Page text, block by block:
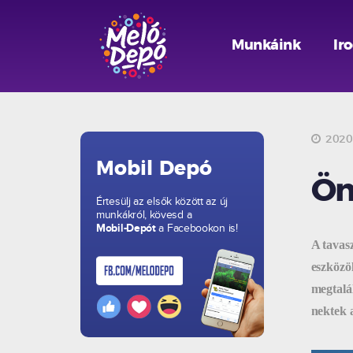
Munkáink
Mobil Depó
Értesülj az elsők között az új
munkákról, kövesd a
Mobil-Depóta Facebookon is!
A
nektek